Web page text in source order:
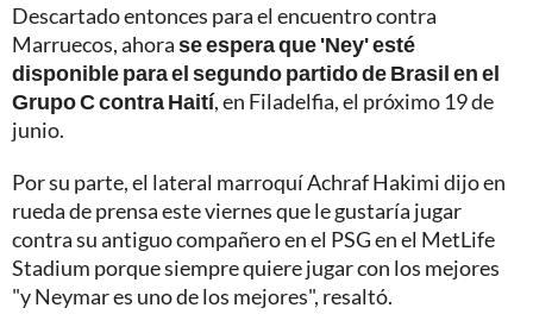
Descartado entonces para el encuentro contra
Marruecos, ahorase espera que 'Ney' esté
disponible para el segundo partido de Brasil en el
Grupo C contra Haití, en Filadelfia, el próximo 19 de
junio.
Por su parte, el lateral marroquí Achraf Hakimi dijo en
rueda de prensa este viernes que le gustaría jugar
contra su antiguo compañero en el PSG en el MetLife
Stadium porque siempre quiere jugar con los mejores
"y Neymar es uno de los mejores", resaltó.